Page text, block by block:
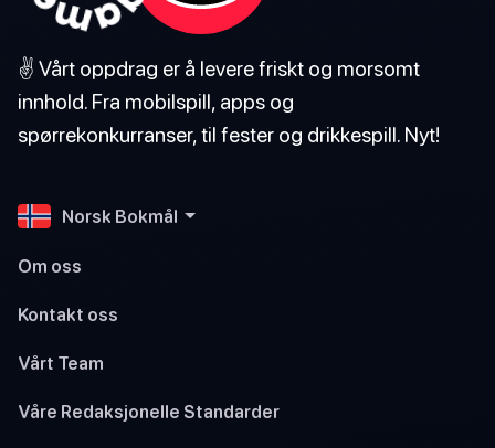
✌️ Vårt oppdrag er å levere friskt og morsomt
innhold. Fra mobilspill, apps og
spørrekonkurranser, til fester og drikkespill. Nyt!
Norsk Bokmål
Om oss
Kontakt oss
Vårt Team
Våre Redaksjonelle Standarder